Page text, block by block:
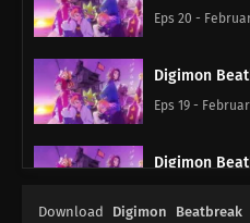
Eps 20 -
Digimon
Eps 19 -
Digimon
Download Digimon Beatbreak